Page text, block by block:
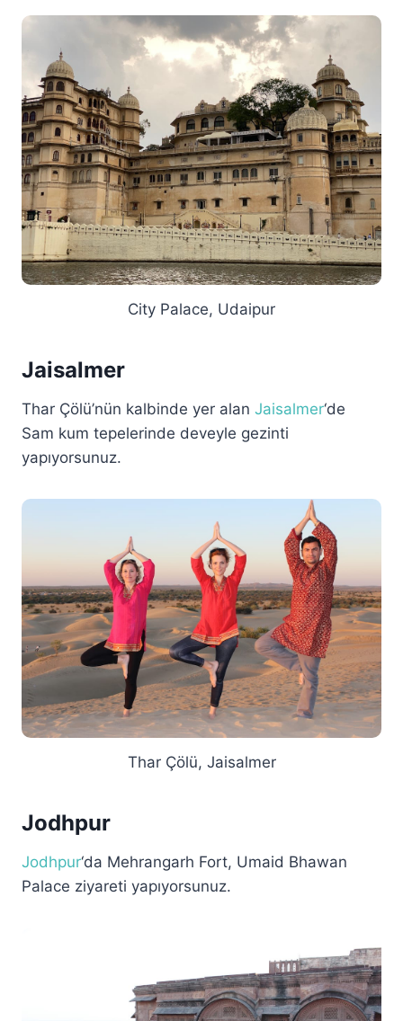
City Palace, Udaipur
Jaisalmer
Thar Çölü’nün kalbinde yer alan Jaisalmer‘de
Sam kum tepelerinde deveyle gezinti
yapıyorsunuz.
Thar Çölü, Jaisalmer
Jodhpur
Jodhpur‘da Mehrangarh Fort, Umaid Bhawan
Palace ziyareti yapıyorsunuz.